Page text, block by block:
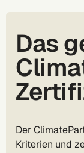
Das
Der
Kriterien und